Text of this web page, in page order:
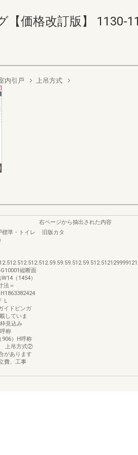
価格改訂版】 1130-
内引戸 上吊方式
準・トイレ
縦断面
（1454）
法＝
Ｌ
イドピンガ
していま
見込み
称
906）H呼称
上吊方式②
があります
費、工事
右ページから抽出された内容
旧版カタ